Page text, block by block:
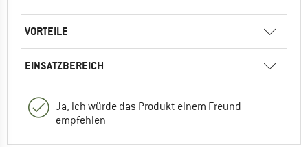
VORTEILE
EINSATZBEREICH
Ja, ich würde das Produkt einem Freund
empfehlen